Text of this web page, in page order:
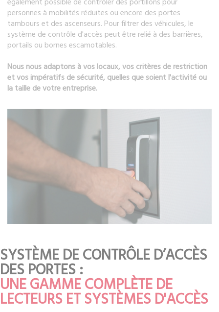
personnes à mobilités réduites ou encore des portes
tambours et des ascenseurs. Pour filtrer des véhicules, le
système de contrôle d'accès peut être relié à des barrières,
portails ou bornes escamotables.
Nous nous adaptons à vos locaux, vos critères de restriction
et vos impératifs de sécurité, quelles que soient l'activité ou
la taille de votre entreprise.
SYSTÈME DE CONTRÔLE D’ACCÈS
DES PORTES :
UNE GAMME COMPLÈTE DE
LECTEURS ET SYSTÈMES D'ACCÈS